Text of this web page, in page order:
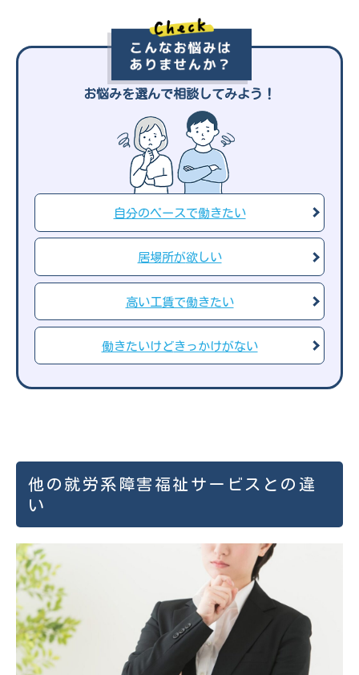
お悩みを選んで相談してみよう！
自分のペースで働きたい
居場所が欲しい
高い工賃で働きたい
働きたいけどきっかけがない
他の就労系障害福祉サービスとの違
い